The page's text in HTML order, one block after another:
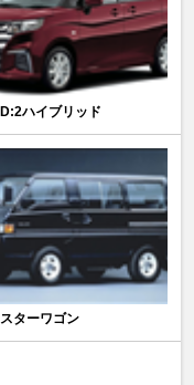
ハイブリッド
ターワゴン